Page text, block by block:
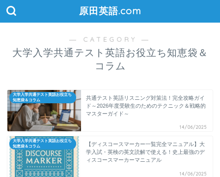
原田英語.com
― CATEGORY ―
大学入学共通テスト英語お役立ち知恵袋＆
コラム
大学入学共通テスト英語お役立ち
知恵袋＆コラム
共通テスト英語リスニング対策法！完全攻略ガイ
ド～2026年度受験生のためのテクニック＆戦略的
マスターガイド～
14/06/2025
大学入学共通テスト英語お役立ち
知恵袋＆コラム
【ディスコースマーカー一覧完全マニュアル】大
学入試・英検の英文読解で使える！史上最強のデ
ィスコースマーカーマニュアル
14/06/2025